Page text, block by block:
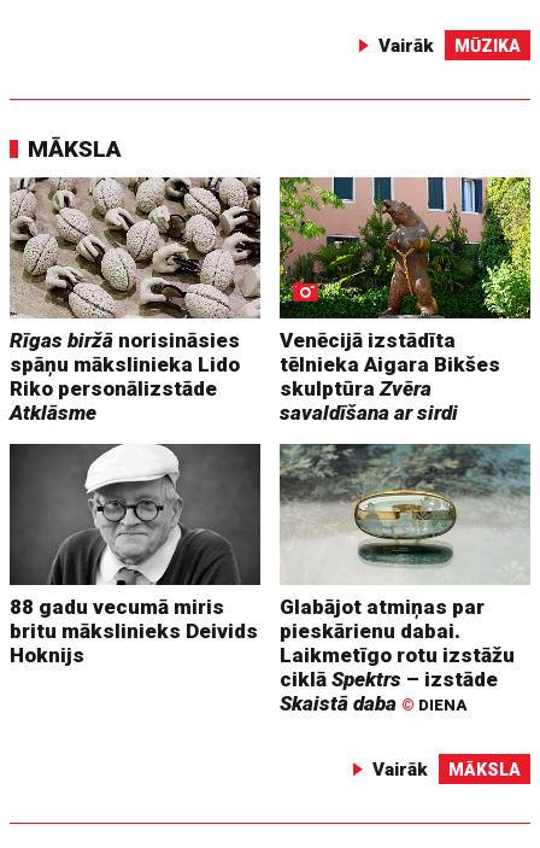
Vairāk MŪZIKA
MĀKSLA
Rīgas biržā norisināsies
spāņu mākslinieka Lido
Riko personālizstāde
Atklāsme
Venēcijā izstādīta
tēlnieka Aigara Bikšes
skulptūraZvēra
savaldīšana ar sirdi
88 gadu vecumā miris
britu mākslinieks Deivids
Hoknijs
Glabājot atmiņas par
pieskārienu dabai.
Laikmetīgo rotu izstāžu
ciklāSpektrs – izstāde
Skaistā daba © DIENA
Vairāk MĀKSLA